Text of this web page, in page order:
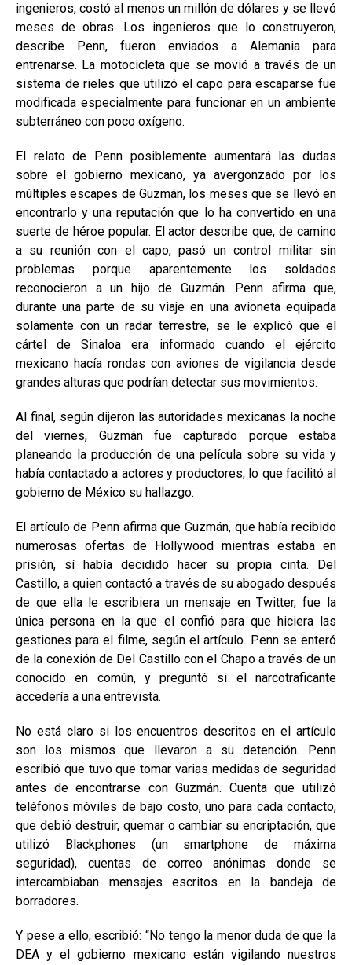
ingenieros, costó al menos un millón de dólares y se llevó
meses de obras. Los ingenieros que lo construyeron,
describe Penn, fueron enviados a Alemania para
entrenarse. La motocicleta que se movió a través de un
sistema de rieles que utilizó el capo para escaparse fue
modificada especialmente para funcionar en un ambiente
subterráneo con poco oxígeno.
El relato de Penn posiblemente aumentará las dudas
sobre el gobierno mexicano, ya avergonzado por los
múltiples escapes de Guzmán, los meses que se llevó en
encontrarlo y una reputación que lo ha convertido en una
suerte de héroe popular. El actor describe que, de camino
a su reunión con el capo, pasó un control militar sin
problemas porque aparentemente los soldados
reconocieron a un hijo de Guzmán. Penn afirma que,
durante una parte de su viaje en una avioneta equipada
solamente con un radar terrestre, se le explicó que el
cártel de Sinaloa era informado cuando el ejército
mexicano hacía rondas con aviones de vigilancia desde
grandes alturas que podrían detectar sus movimientos.
Al final, según dijeron las autoridades mexicanas la noche
del viernes, Guzmán fue capturado porque estaba
planeando la producción de una película sobre su vida y
había contactado a actores y productores, lo que facilitó al
gobierno de México su hallazgo.
El artículo de Penn afirma que Guzmán, que había recibido
numerosas ofertas de Hollywood mientras estaba en
prisión, sí había decidido hacer su propia cinta. Del
Castillo, a quien contactó a través de su abogado después
de que ella le escribiera un mensaje en Twitter, fue la
única persona en la que el confió para que hiciera las
gestiones para el filme, según el artículo. Penn se enteró
de la conexión de Del Castillo con el Chapo a través de un
conocido en común, y preguntó si el narcotraficante
accedería a una entrevista.
No está claro si los encuentros descritos en el artículo
son los mismos que llevaron a su detención. Penn
escribió que tuvo que tomar varias medidas de seguridad
antes de encontrarse con Guzmán. Cuenta que utilizó
teléfonos móviles de bajo costo, uno para cada contacto,
que debió destruir, quemar o cambiar su encriptación, que
utilizó Blackphones (un smartphone de máxima
seguridad), cuentas de correo anónimas donde se
intercambiaban mensajes escritos en la bandeja de
borradores.
Y pese a ello, escribió: “No tengo la menor duda de que la
DEA y el gobierno mexicano están vigilando nuestros